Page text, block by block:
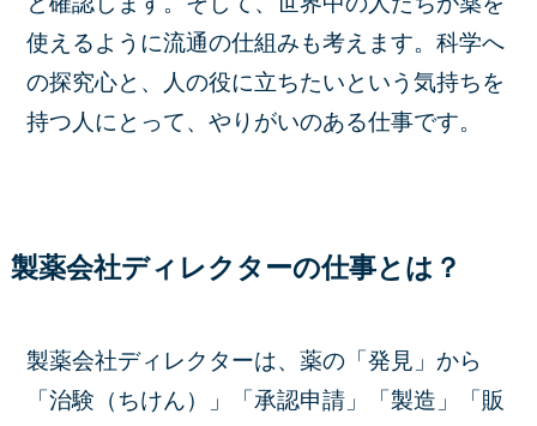
使えるように流通の仕組みも考えます。科学へ
の探究心と、人の役に立ちたいという気持ちを
持つ人にとって、やりがいのある仕事です。
製薬会社ディレクターの仕事とは？
製薬会社ディレクターは、薬の「発見」から
「治験（ちけん）」「承認申請」「製造」「販